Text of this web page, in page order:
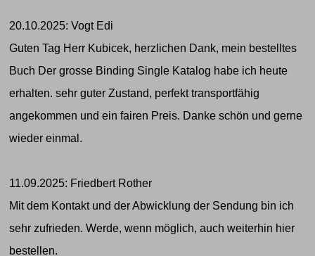
20.10.2025: Vogt Edi
Guten Tag Herr Kubicek, herzlichen Dank, mein bestelltes
Buch Der grosse Binding Single Katalog habe ich heute
erhalten. sehr guter Zustand, perfekt transportfähig
angekommen und ein fairen Preis. Danke schön und gerne
wieder einmal.
11.09.2025: Friedbert Rother
Mit dem Kontakt und der Abwicklung der Sendung bin ich
sehr zufrieden. Werde, wenn möglich, auch weiterhin hier
bestellen.